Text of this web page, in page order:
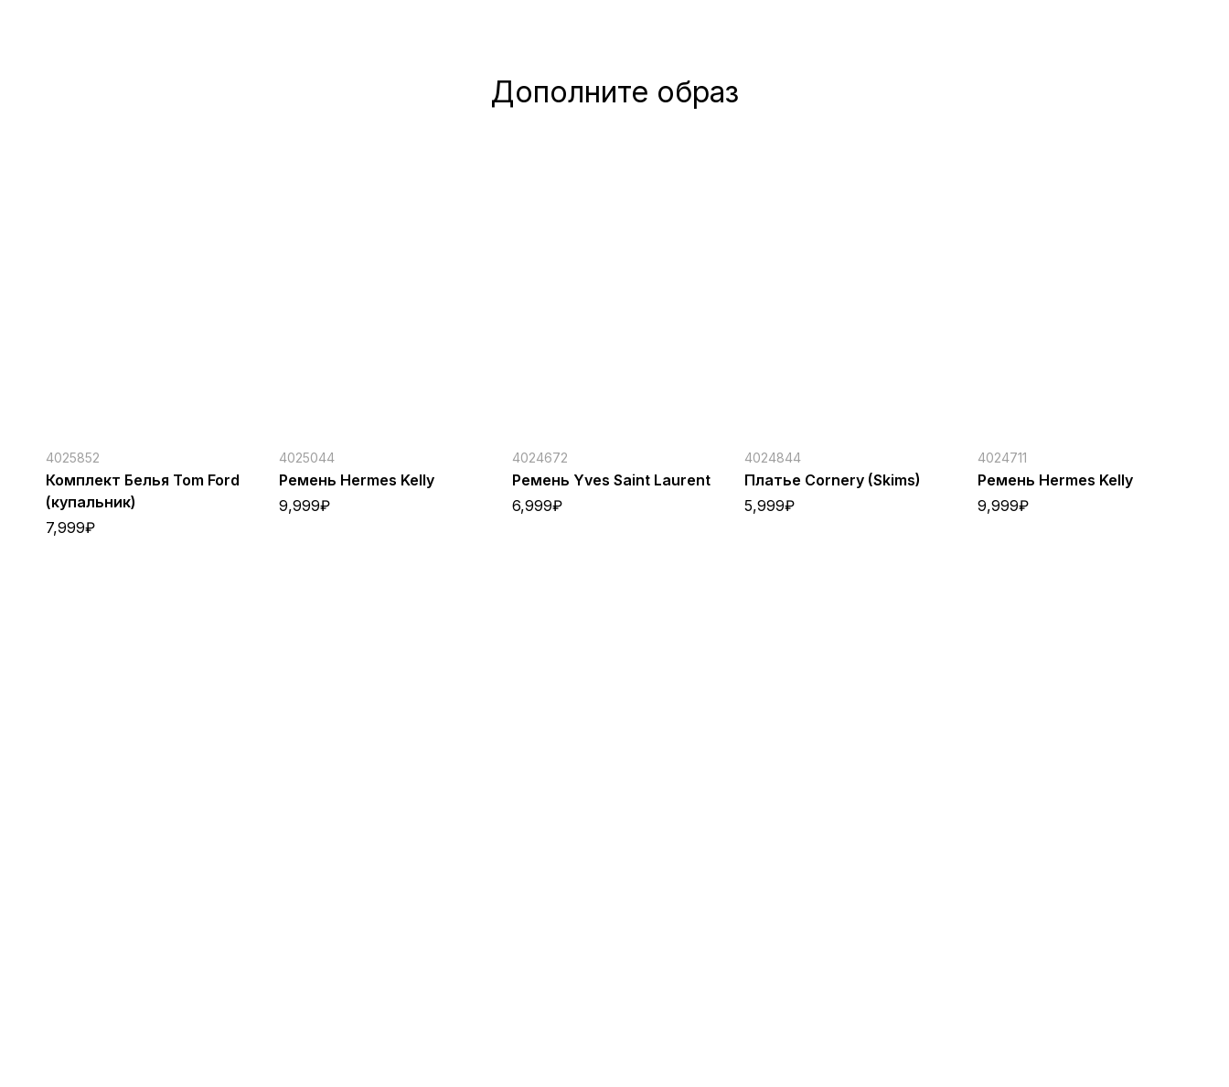
Дополните образ
4025852
Комплект Белья Tom Ford
(купальник)
7,999₽
4025044
Ремень Hermes Kelly
9,999₽
4024672
Ремень Yves Saint Laurent
6,999₽
4024844
Платье Cornery (Skims)
5,999₽
4024711
Ремень Hermes Kelly
9,999₽